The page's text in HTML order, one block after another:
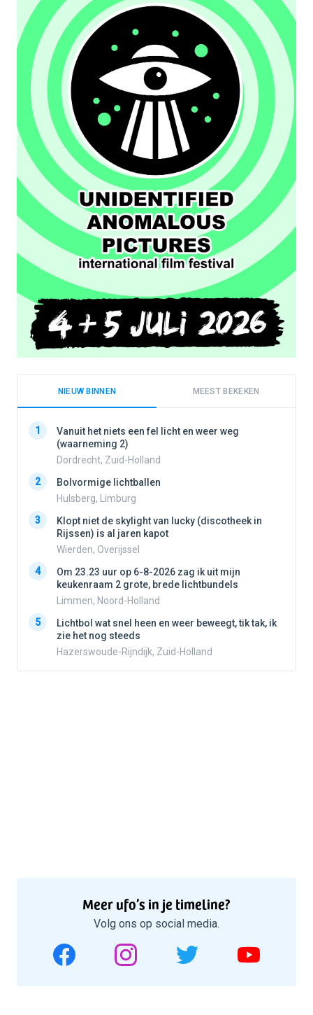
NIEUW BINNEN MEEST BEKEKEN
1
Vanuit het niets een fel licht en weer weg
(waarneming 2)
Dordrecht, Zuid-Holland
2
Bolvormige lichtballen
Hulsberg, Limburg
3
Klopt niet de skylight van lucky (discotheek in
Rijssen) is al jaren kapot
Wierden, Overijssel
4
Om 23.23 uur op 6-8-2026 zag ik uit mijn
keukenraam 2 grote, brede lichtbundels
Limmen, Noord-Holland
5
Lichtbol wat snel heen en weer beweegt, tik tak, ik
zie het nog steeds
Hazerswoude-Rijndijk, Zuid-Holland
Meer ufo’s in je timeline?
Volg ons op social media.